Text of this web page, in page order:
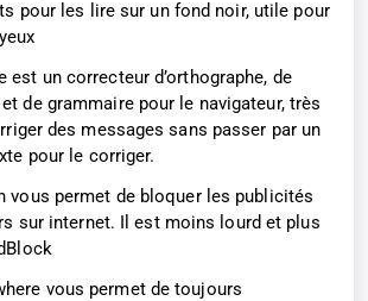
pour les lire sur un fond noir, utile pour
est un correcteur d’orthographe, de
de grammaire pour le navigateur, très
des messages sans passer par un
pour le corriger.
vous permet de bloquer les publicités
sur internet. Il est moins lourd et plus
vous permet de toujours